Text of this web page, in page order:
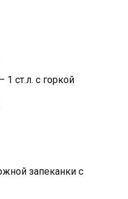
ст.л. с горкой
запеканки с